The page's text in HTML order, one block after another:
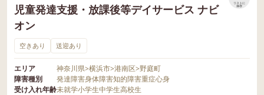
児童発達支援・放課後等デイサービス ナビ
オン
リストに
保存
空きあり 送迎あり
エリア 神奈川県>横浜市>港南区>野庭町
障害種別
発達障害身体障害知的障害重症心身
受け入れ年齢未就学小学生中学生高校生